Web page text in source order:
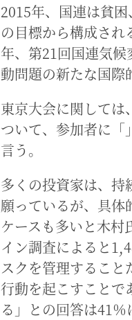
2015年、国連は貧
の目標から構成され
年、第21回国連気
動問題の新たな国際
東京大会に関しては
ついて、参加者に「
言う。
多くの投資家は、持
願っているが、具体
ケースも多いと木村
イン調査によると
スクを管理すること
行動を起こすことで
る」との回答は41％